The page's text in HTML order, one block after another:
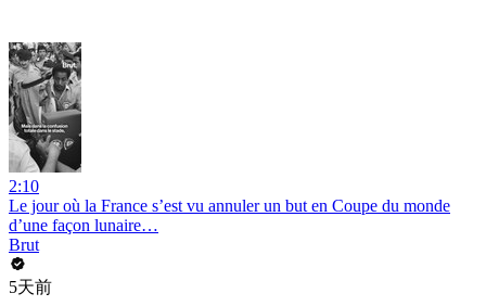
2:10
Le jour où la France s’est vu annuler un but en Coupe du monde
d’une façon lunaire…
Brut
5天前